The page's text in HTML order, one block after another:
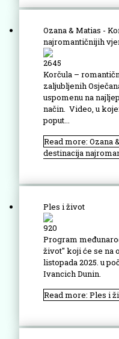
Ozana & Matias -
najromantičnijih
2645
Korčula –
zaljubljenih
uspomenu na
način. Video, u
poput...
Read more: Ozana
destinacija
Ples i život
920
Program
život" koji će se na
listopada 2025. u
Ivancich Dunin.
Read more: Ples i